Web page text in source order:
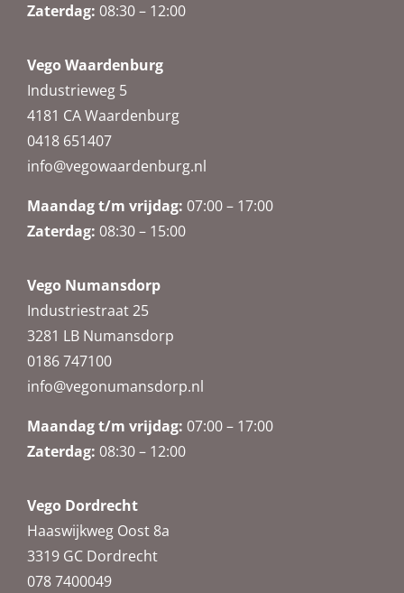
Zaterdag: 08:30 – 12:00
Vego Waardenburg
Industrieweg 5
4181 CA Waardenburg
0418 651407
info@vegowaardenburg.nl
Maandag t/m vrijdag: 07:00 – 17:00
Zaterdag: 08:30 – 15:00
Vego Numansdorp
Industriestraat 25
3281 LB Numansdorp
0186 747100
info@vegonumansdorp.nl
Maandag t/m vrijdag: 07:00 – 17:00
Zaterdag: 08:30 – 12:00
Vego Dordrecht
Haaswijkweg Oost 8a
3319 GC Dordrecht
078 7400049